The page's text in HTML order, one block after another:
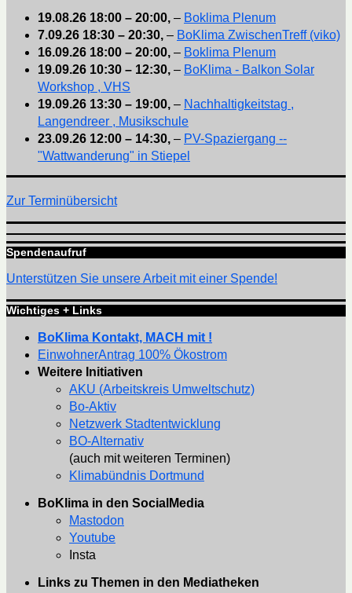
19.08.26 18:00 – 20:00, – Boklima Plenum
7.09.26 18:30 – 20:30, – BoKlima ZwischenTreff (viko)
16.09.26 18:00 – 20:00, – Boklima Plenum
19.09.26 10:30 – 12:30, – BoKlima - Balkon Solar
Workshop , VHS
19.09.26 13:30 – 19:00, – Nachhaltigkeitstag ,
Langendreer , Musikschule
23.09.26 12:00 – 14:30, – PV-Spaziergang --
"Wattwanderung" in Stiepel
Zur Terminübersicht
Spendenaufruf
Unterstützen Sie unsere Arbeit mit einer Spende!
Wichtiges + Links
BoKlima Kontakt, MACH mit !
EinwohnerAntrag 100% Ökostrom
Weitere Initiativen
AKU (Arbeitskreis Umweltschutz)
Bo-Aktiv
Netzwerk Stadtentwicklung
BO-Alternativ
(auch mit weiteren Terminen)
Klimabündnis Dortmund
BoKlima in den SocialMedia
Mastodon
Youtube
Insta
Links zu Themen in den Mediatheken